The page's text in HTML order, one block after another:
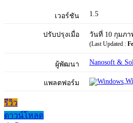
เวอร์ชัน 1.5
ปรับปรุงเมื่อ วันที่ 10 กุมภา
(Last Updated :
ผู้พัฒนา Nanosoft &
แพลตฟอร์ม
รีวิว
ดาวน์โหลด